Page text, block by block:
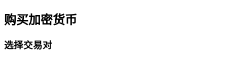
购买加密货币
选择交易对